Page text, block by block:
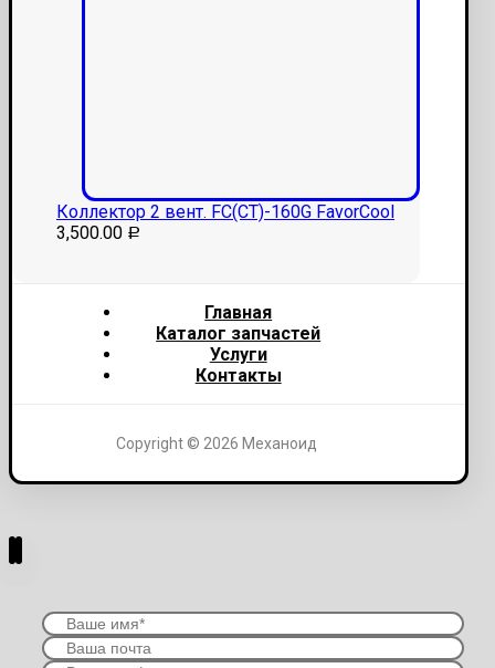
Коллектор 2 вент. FC(CT)-160G FavorCool
3,500.00 Р
Главная
Каталог запчастей
Услуги
Контакты
Copyright © 2026 Механоид